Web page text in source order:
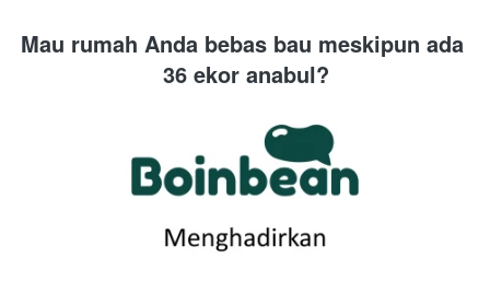
Mau rumah Anda bebas bau meskipun ada
36 ekor anabul?